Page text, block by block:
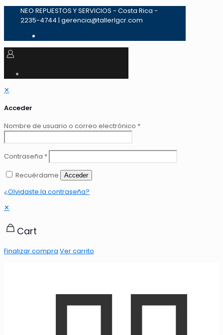
NEO REPUESTOS Y SERVICIOS - Costa Rica -
2235-4744 | gerencia@tallerlgcr.com
✕
Acceder
Nombre de usuario o correo electrónico *
Contraseña *
Recuérdame
Acceder
¿Olvidaste la contraseña?
✕
Cart
Finalizar compra Ver carrito